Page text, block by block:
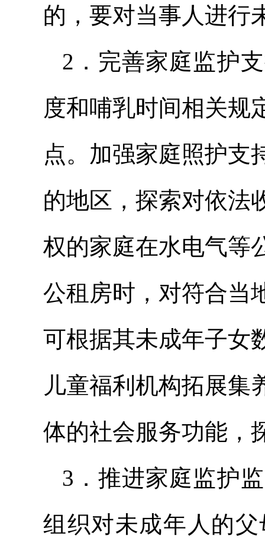
的，要对当事人进行
2．完善家庭监护
度和哺乳时间相关规
点。加强家庭照护支
的地区，探索对依法
权的家庭在水电气等
公租房时，对符合当
可根据其未成年子女
儿童福利机构拓展集
体的社会服务功能，
3．推进家庭监护
组织对未成年人的